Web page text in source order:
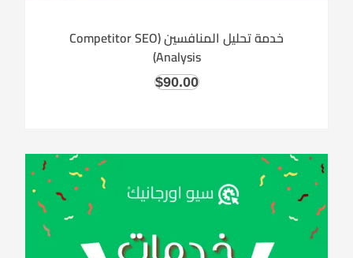
خدمة تحليل المنافسين (Competitor SEO
Analysis)
$90.00